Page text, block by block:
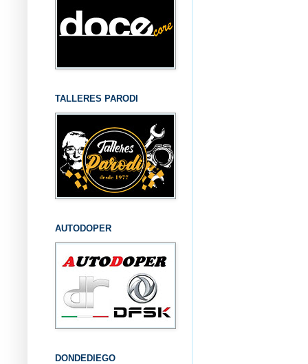
TALLERES PARODI
AUTODOPER
DONDEDIEGO